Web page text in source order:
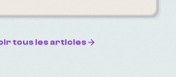
tous les articles